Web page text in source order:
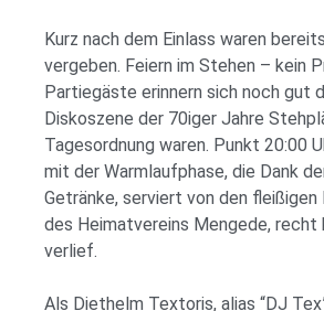
Kurz nach dem Einlass waren
vergeben. Feiern im Stehen – kein
Partiegäste erinnern sich noch gut
Diskoszene der 70iger Jahre
Tagesordnung waren. Punkt 20:00
mit der Warmlaufphase, die Dank
Getränke, serviert von den
des Heimatvereins Mengede, recht
verlief.
Als Diethelm Textoris, alias “DJ